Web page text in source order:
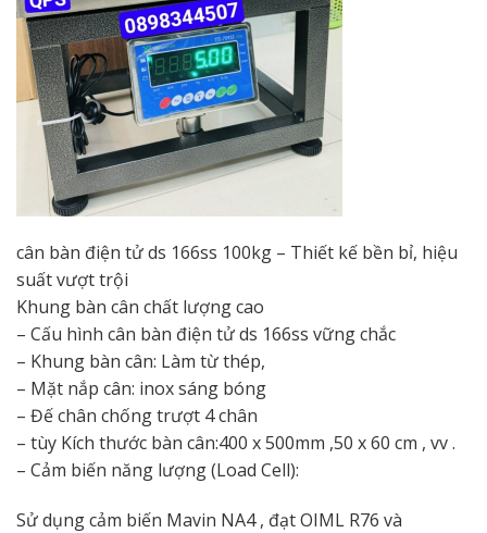
cân bàn điện tử ds 166ss 100kg – Thiết kế bền bỉ, hiệu
suất vượt trội
Khung bàn cân chất lượng cao
– Cấu hình cân bàn điện tử ds 166ss vững chắc
– Khung bàn cân: Làm từ thép,
– Mặt nắp cân: inox sáng bóng
– Đế chân chống trượt 4 chân
– tùy Kích thước bàn cân:400 x 500mm ,50 x 60 cm , vv .
– Cảm biến năng lượng (Load Cell):
Sử dụng cảm biến Mavin NA4 , đạt OIML R76 và